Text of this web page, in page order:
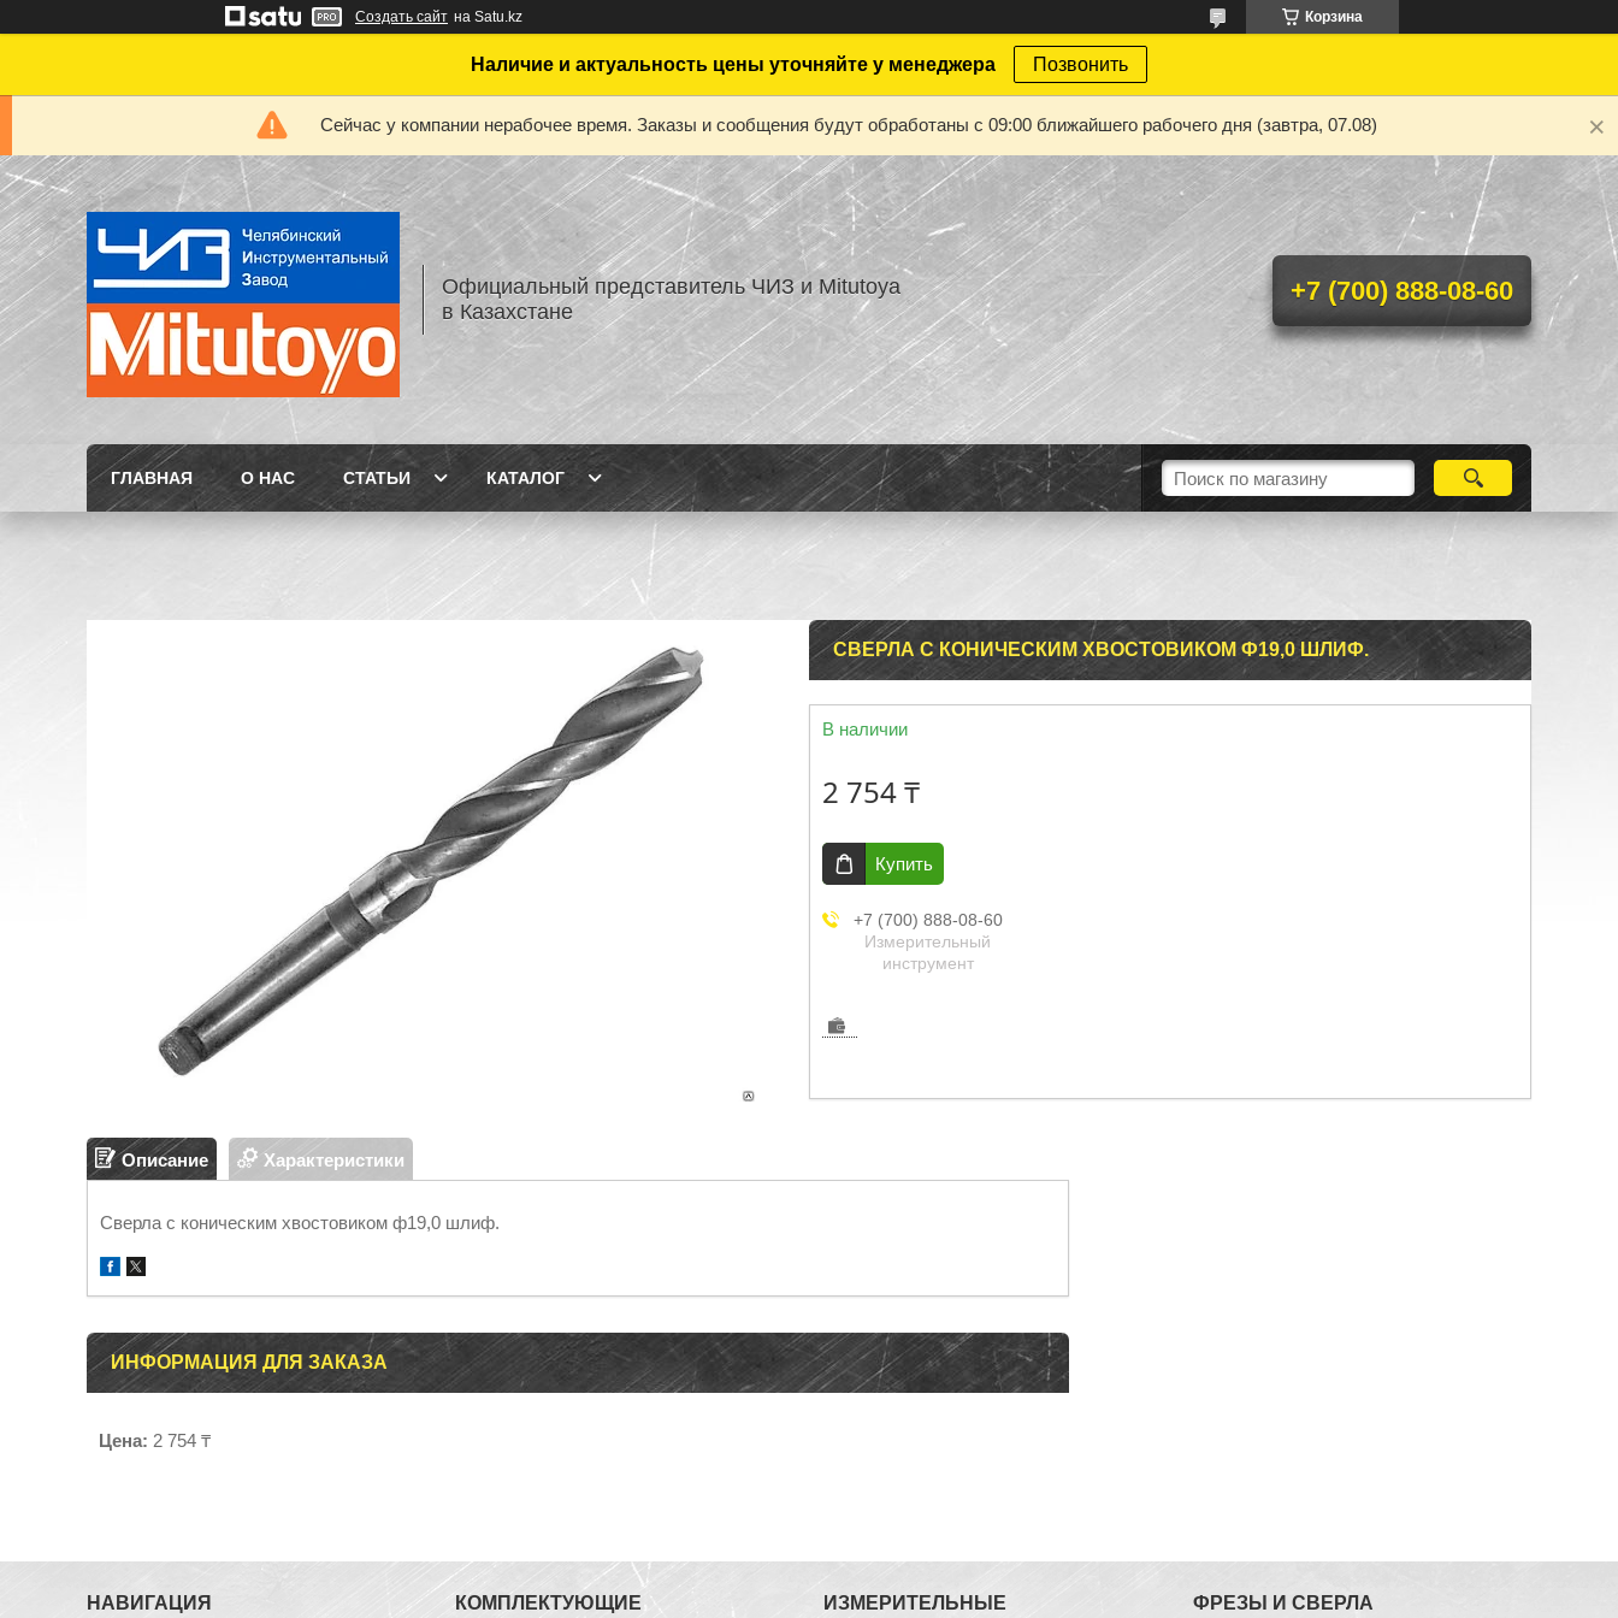
Создать сайт на Satu.kz Корзина
Наличие и актуальность цены уточняйте у менеджера Позвонить
Сейчас у компании нерабочее время. Заказы и сообщения будут обработаны с 09:00 ближайшего рабочего дня (завтра, 07.08)
Официальный представитель ЧИЗ и Mitutoya
в Казахстане
+7 (700) 888-08-60
ГЛАВНАЯ О НАС СТАТЬИ КАТАЛОГ
СВЕРЛА С КОНИЧЕСКИМ ХВОСТОВИКОМ Ф19,0 ШЛИФ.
В наличии
2 754 ₸
Купить
+7 (700) 888-08-60
Измерительный
инструмент
Описание Характеристики
Сверла с коническим хвостовиком ф19,0 шлиф.
ИНФОРМАЦИЯ ДЛЯ ЗАКАЗА
Цена: 2 754 ₸
НАВИГАЦИЯ КОМПЛЕКТУЮЩИЕ
ИЗМЕРИТЕЛЬНЫЕ
ФРЕЗЫ И СВЕРЛА